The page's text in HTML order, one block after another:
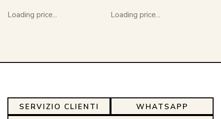
Loading price... Loading price...
SERVIZIO CLIENTI
WHATSAPP